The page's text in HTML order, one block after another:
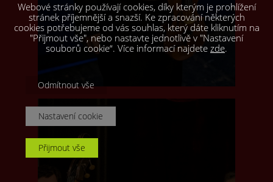
Webové stránky používají cookies, díky kterým je prohlížení
stránek příjemnější a snazší. Ke zpracování některých
cookies potřebujeme od vás souhlas, který dáte kliknutím na
"Přijmout vše", nebo nastavte jednotlivě v "Nastavení
souborů cookie“. Více informací najdete zde.
Odmítnout vše
Nastavení cookie
Přijmout vše